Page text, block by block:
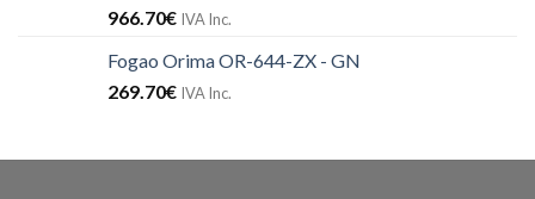
966.70€ IVA Inc.
Fogao Orima OR-644-ZX - GN
269.70€ IVA Inc.